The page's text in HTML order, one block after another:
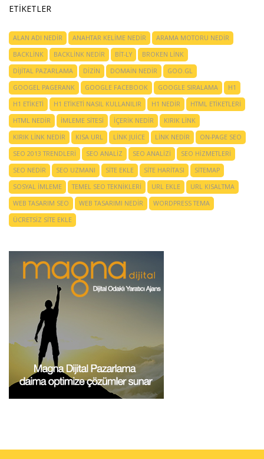
ETIKETLER
ALAN ADI NEDIR ANAHTAR KELIME NEDIR
ARAMA MOTORU NEDIR
BACKLINK
BACKLINK NEDIR BIT-LY
BROKEN LINK
DIJITAL PAZARLAMA
DIZIN DOMAIN NEDIR
GOO.GL
GOOGEL PAGERANK
GOOGLE FACEBOOK GOOGLE SIRALAMA
H1
H1 ETIKETI
H1 ETIKETI NASIL KULLANILIR H1 NEDIR
HTML ETIKETLERI
HTML NEDIR
IMLEME SITESI IÇERIK NEDIR
KIRIK LINK
KIRIK LINK NEDIR
KISA URL LINK JUICE LINK NEDIR
ON-PAGE SEO
SEO 2013 TRENDLERI
SEO ANALIZ SEO ANALIZI
SEO HIZMETLERI
SEO NEDIR
SEO UZMANI SITE EKLE SITE HARITASI
SITEMAP
SOSYAL IMLEME
TEMEL SEO TEKNIKLERI URL EKLE
URL KISALTMA
WEB TASARIM SEO
WEB TASARIMI NEDIR
WORDPRESS TEMA
ÜCRETSIZ SITE EKLE